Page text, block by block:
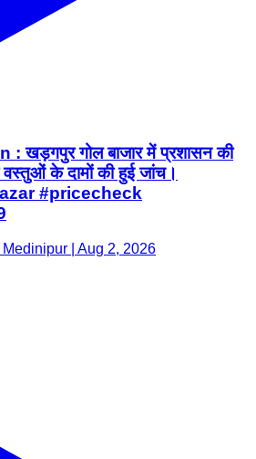
गोल बाजार में प्रशासन की
वस्तुओं के दामों की हुई जांच।
#pricecheck
| Aug 2, 2026